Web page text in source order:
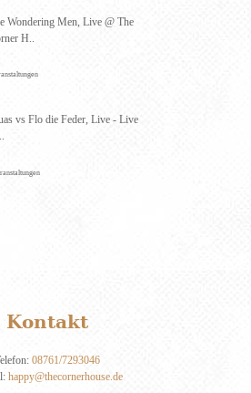
Wondering Men, Live @ The
H..
vs Flo die Feder, Live - Live
Kontakt
08761/7293046
happy@thecornerhouse.de